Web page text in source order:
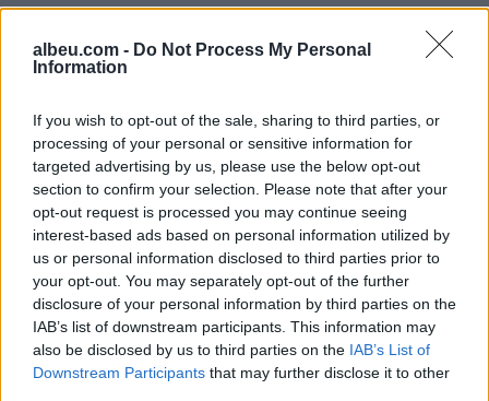
albeu.com - Do Not Process My Personal
Information
If you wish to opt-out of the sale, sharing to third parties, or
processing of your personal or sensitive information for
targeted advertising by us, please use the below opt-out
section to confirm your selection. Please note that after your
opt-out request is processed you may continue seeing
interest-based ads based on personal information utilized by
us or personal information disclosed to third parties prior to
your opt-out. You may separately opt-out of the further
disclosure of your personal information by third parties on the
IAB’s list of downstream participants. This information may
also be disclosed by us to third parties on the IAB’s List of
Downstream Participants that may further disclose it to other
Shtuarmë9.04.2021 08:47
Tags:
dhune , kurora , Mrs Sri Lanka ,
policia